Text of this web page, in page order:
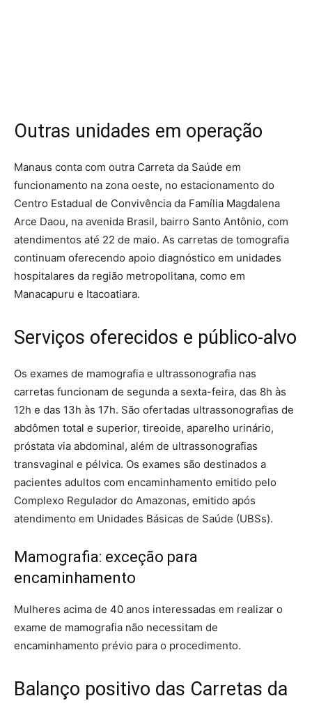
Outras unidades em operação
Manaus conta com outra Carreta da Saúde em
funcionamento na zona oeste, no estacionamento do
Centro Estadual de Convivência da Família Magdalena
Arce Daou, na avenida Brasil, bairro Santo Antônio, com
atendimentos até 22 de maio. As carretas de tomografia
continuam oferecendo apoio diagnóstico em unidades
hospitalares da região metropolitana, como em
Manacapuru e Itacoatiara.
Serviços oferecidos e público-alvo
Os exames de mamografia e ultrassonografia nas
carretas funcionam de segunda a sexta-feira, das 8h às
12h e das 13h às 17h. São ofertadas ultrassonografias de
abdômen total e superior, tireoide, aparelho urinário,
próstata via abdominal, além de ultrassonografias
transvaginal e pélvica. Os exames são destinados a
pacientes adultos com encaminhamento emitido pelo
Complexo Regulador do Amazonas, emitido após
atendimento em Unidades Básicas de Saúde (UBSs).
Mamografia: exceção para
encaminhamento
Mulheres acima de 40 anos interessadas em realizar o
exame de mamografia não necessitam de
encaminhamento prévio para o procedimento.
Balanço positivo das Carretas da